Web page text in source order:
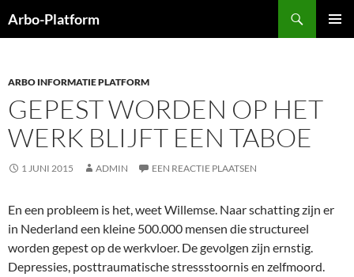
naar
Arbo-Platform
ARBO INFORMATIE PLATFORM
GEPEST WORDEN OP HET
WERK BLIJFT EEN TABOE
1 JUNI 2015 ADMIN EEN REACTIE PLAATSEN
En een probleem is het, weet Willemse. Naar schatting zijn er
in Nederland een kleine 500.000 mensen die structureel
worden gepest op de werkvloer. De gevolgen zijn ernstig.
Depressies, posttraumatische stressstoornis en zelfmoord.